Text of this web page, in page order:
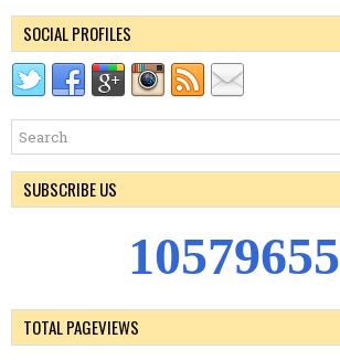
SOCIAL PROFILES
SUBSCRIBE US
10579655
TOTAL PAGEVIEWS